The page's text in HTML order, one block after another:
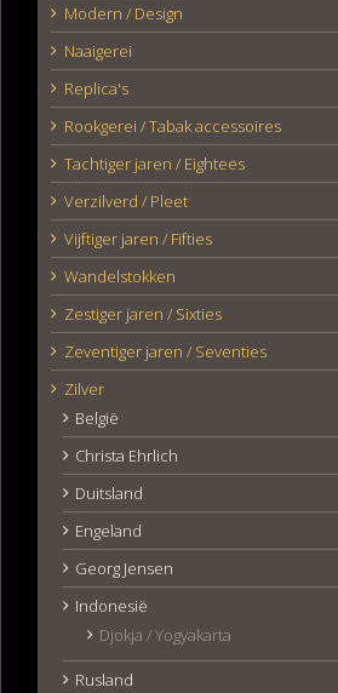
Modern / Design
Naaigerei
Replica's
Rookgerei / Tabak accessoires
Tachtiger jaren / Eightees
Verzilverd / Pleet
Vijftiger jaren / Fifties
Wandelstokken
Zestiger jaren / Sixties
Zeventiger jaren / Seventies
Zilver
België
Christa Ehrlich
Duitsland
Engeland
Georg Jensen
Indonesië
Djokja / Yogyakarta
Rusland